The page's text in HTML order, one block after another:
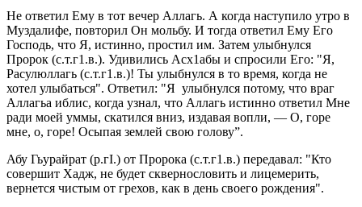
Не ответил Ему в тот вечер Аллагь. А когда наступило утро в
Муздалифе, повторил Он мольбу. И тогда ответил Ему Его
Господь, что Я, истинно, простил им. Затем улыбнулся
Пророк (с.т.г1.в.). Удивились Асх1абы и спросили Его: "Я,
Расулюллагь (с.т.г1.в.)! Ты улыбнулся в то время, когда не
хотел улыбаться". Ответил: "Я улыбнулся потому, что враг
Аллагьа иблис, когда узнал, что Аллагь истинно ответил Мне
ради моей уммы, скатился вниз, издавая вопли, — О, горе
мне, о, горе! Осыпая землей свою голову”.
Абу Гьурайрат (р.гI.) от Пророка (с.т.г1.в.) передавал: "Кто
совершит Хадж, не будет сквернословить и лицемерить,
вернется чистым от грехов, как в день своего рождения".